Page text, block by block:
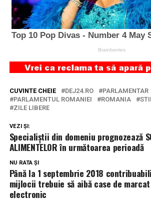
CUVINTE CHEIE DEJ24.RO
PARLAMENTAR
PARLAMENTUL ROMANIEI
ROMANIA
ZILE LIBERE
VEZI ȘI:
Specialiștii din domeniu prognozează
ALIMENTELOR în următoarea perioadă
NU RATA ȘI
Până la 1 septembrie 2018
mijlocii trebuie să aibă case de
electronic